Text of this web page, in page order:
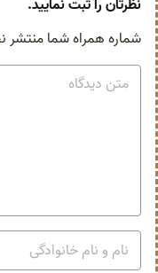
نظرتان را ثبت نمایید.
شماره همراه شما منتشر